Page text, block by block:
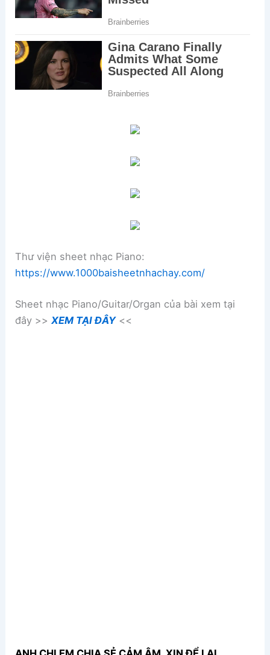
Thư viện sheet nhạc Piano:
https://www.1000baisheetnhachay.com/
Sheet nhạc Piano/Guitar/Organ của bài xem tại
đây >>XEM TẠI ĐÂY<<